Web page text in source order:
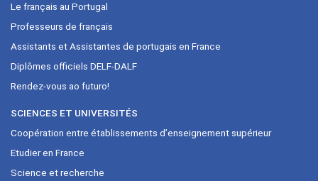
Le français au Portugal
Professeurs de français
Assistants et Assistantes de portugais en France
Diplômes officiels DELF-DALF
Rendez-vous ao futuro!
SCIENCES ET UNIVERSITÉS
Coopération entre établissements d’enseignement supérieur
Etudier en France
Science et recherche